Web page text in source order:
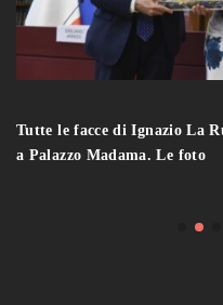
Tutte le facce di Ignazio La
a Palazzo Madama. Le foto